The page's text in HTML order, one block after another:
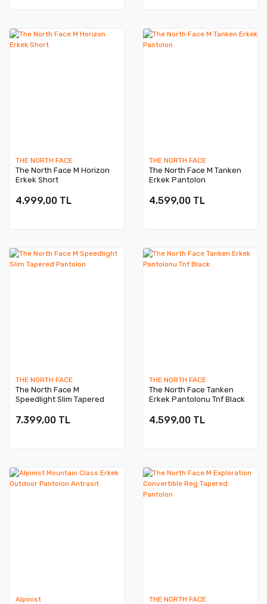
THE NORTH FACE
The North Face M Horizon
Erkek Short
4.999,00 TL
THE NORTH FACE
The North Face M Tanken
Erkek Pantolon
4.599,00 TL
THE NORTH FACE
The North Face M
Speedlight Slim Tapered
7.399,00 TL
THE NORTH FACE
The North Face Tanken
Erkek Pantolonu Tnf Black
4.599,00 TL
Alpinist THE NORTH FACE